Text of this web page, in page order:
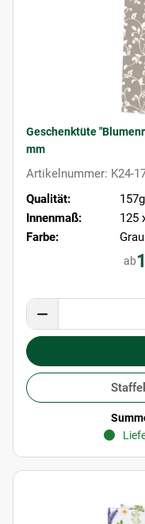
Geschenktüte
mm
Artikelnummer: K24-
Qualität:
Innenmaß:
125
Farbe:
Grau
ab